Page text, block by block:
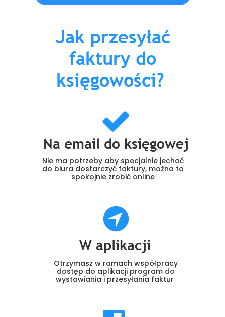
Na email do księgowej
W aplikacji
Nie ma potrzeby aby specjalnie jechać
do biura dostarczyć faktury, można to
spokojnie zrobić online
Otrzymasz w ramach współpracy
dostęp do aplikacji program do
wystawiania i przesyłania faktur
Jak przesyłać
faktury do
księgowości?